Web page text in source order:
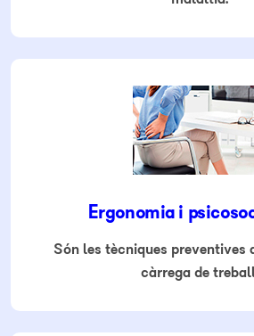
Ergonomia i
Són les tècniques preventives
càrrega de